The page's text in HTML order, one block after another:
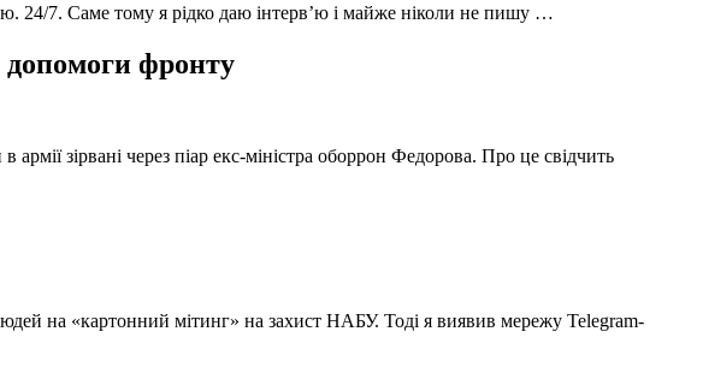
24/7. Саме тому я рідко даю інтерв’ю і майже ніколи не пишу …
допомоги фронту
зірвані через піар екс-міністра оборрон Федорова. Про це свідчить
на «картонний мітинг» на захист НАБУ. Тоді я виявив мережу Telegram-